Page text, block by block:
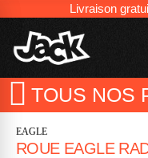
Livraison
TOUS NOS
EAGLE
ROUE EAGLE